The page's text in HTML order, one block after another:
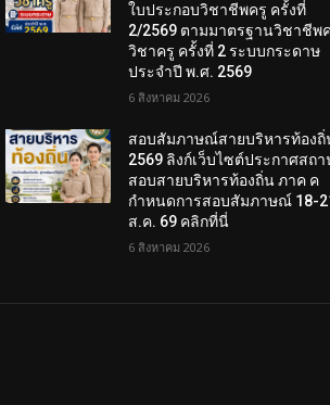
ใบประกอบวิชาชีพครู ครั้งที่
2/2569 ตามมาตรฐานวิชาชีพ
วิชาครู ครั้งที่ 2 ระบบกระดาษ
ประจำปี พ.ศ. 2569
6 สิงหาคม 2026
สอบสัมภาษณ์สายบริหารท้องถิ่
2569 ลิงก์เว็บไซต์ประกาศสถ
สอบสายบริหารท้องถิ่น ภาค ค
กำหนดการสอบสัมภาษณ์ 18-
ส.ค. 69 คลิกที่นี่
6 สิงหาคม 2026